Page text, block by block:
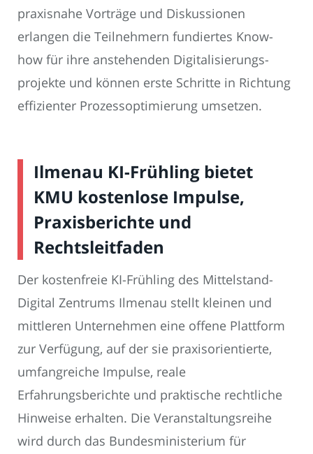
praxisnahe Vorträge und Diskussionen
erlangen die Teilnehmern fundiertes Know-
how für ihre anstehenden Digitalisierungs­
projekte und können erste Schritte in Richtung
effizienter Prozess­optimierung umsetzen.
Ilmenau KI-Frühling bietet
KMU kostenlose Impulse,
Praxisberichte und
Rechtsleitfaden
Der kostenfreie KI-Frühling des Mittelstand-
Digital Zentrums Ilmenau stellt kleinen und
mittleren Unternehmen eine offene Plattform
zur Verfügung, auf der sie praxisorientierte,
umfangreiche Impulse, reale
Erfahrungsberichte und praktische rechtliche
Hinweise erhalten. Die Veranstaltungsreihe
wird durch das Bundesministerium für